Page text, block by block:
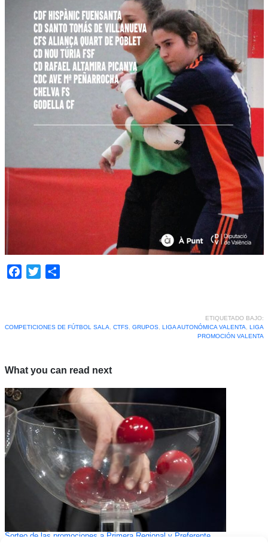
Facebook
Twitter
ETIQUETADO BAJO:
COMPETICIONES DE FÚTBOL SALA, CTFS, GRUPOS, LIGA AUTONÓMICA VALENTA, LIGA
PROMOCIÓN VALENTA
What you can read next
Sorteo de las promociones a Primera Regional y Preferente